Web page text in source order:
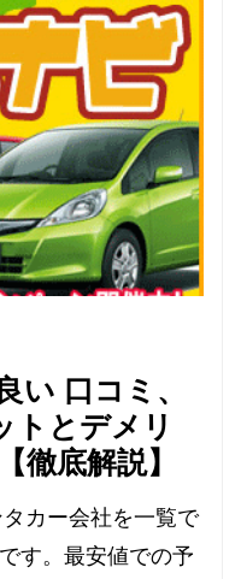
い 口コミ、
トとデメリ
徹底解説】
カー会社を一覧で
す。最安値での予